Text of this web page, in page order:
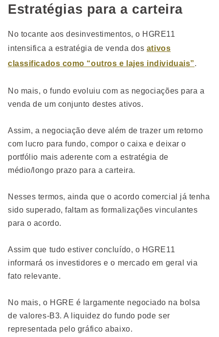
Estratégias para a carteira
No tocante aos desinvestimentos, o HGRE11
intensifica a estratégia de venda dos ativos
classificados como “outros e lajes individuais”.
No mais, o fundo evoluiu com as negociações para a
venda de um conjunto destes ativos.
Assim, a negociação deve além de trazer um retorno
com lucro para fundo, compor o caixa e deixar o
portfólio mais aderente com a estratégia de
médio/longo prazo para a carteira.
Nesses termos, ainda que o acordo comercial já tenha
sido superado, faltam as formalizações vinculantes
para o acordo.
Assim que tudo estiver concluído, o HGRE11
informará os investidores e o mercado em geral via
fato relevante.
No mais, o HGRE é largamente negociado na bolsa
de valores-B3. A liquidez do fundo pode ser
representada pelo gráfico abaixo.